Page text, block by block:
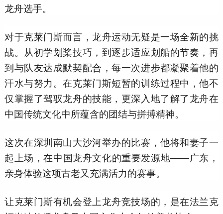
龙舟选手。
对于克莱门斯而言，龙舟运动无疑是一场全新的挑
战。从初学划桨技巧，到逐步适应划船的节奏，再
到与队友达成默契配合，每一次进步都凝聚着他的
汗水与努力。在克莱门斯短暂的训练过程中，他不
仅掌握了驾驭龙舟的技能，更深入地了解了龙舟在
中国传统文化中所蕴含的团结与拼搏精神。
这次在深圳南山大沙河举办的比赛，他将和妻子一
起上场，在中国龙舟文化的重要发源地——广东，
亲身体验这项古老又充满活力的赛事。
让克莱门斯有机会登上龙舟竞技场的，是在法兰克